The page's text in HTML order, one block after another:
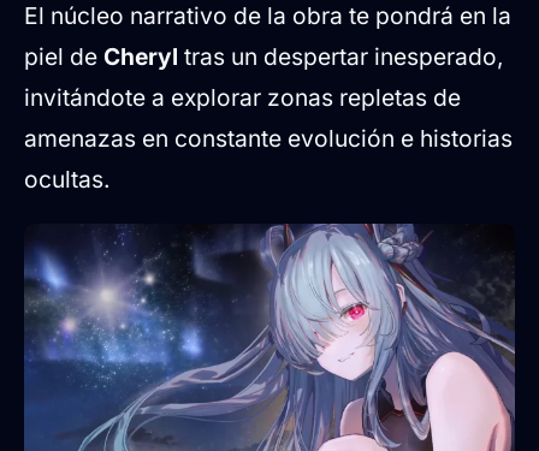
El núcleo narrativo de la obra te pondrá en la
piel de Cheryl tras un despertar inesperado,
invitándote a explorar zonas repletas de
amenazas en constante evolución e historias
ocultas.